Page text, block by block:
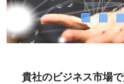
貴社のビジネス市場